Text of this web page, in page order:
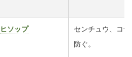
ヒソップ
センチュウ、コ
防ぐ。